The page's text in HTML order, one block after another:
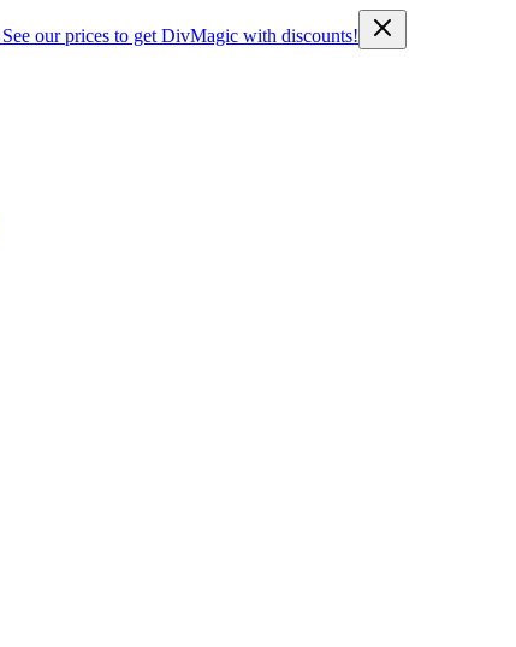
See our prices to get DivMagic with discounts!